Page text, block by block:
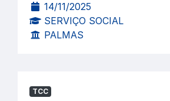
14/11/2025
SERVIÇO SOCIAL
PALMAS
TCC